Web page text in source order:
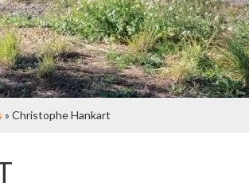
» Christophe Hankart